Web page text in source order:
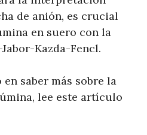
de anión, es crucial
en suero con la
Kazda-Fencl.
saber más sobre la
lee este artículo